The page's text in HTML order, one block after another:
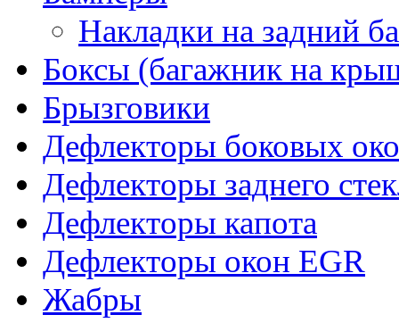
Накладки на задний
Боксы (багажник на
Брызговики
Дефлекторы боковых
Дефлекторы заднего
Дефлекторы капота
Дефлекторы окон EGR
Жабры